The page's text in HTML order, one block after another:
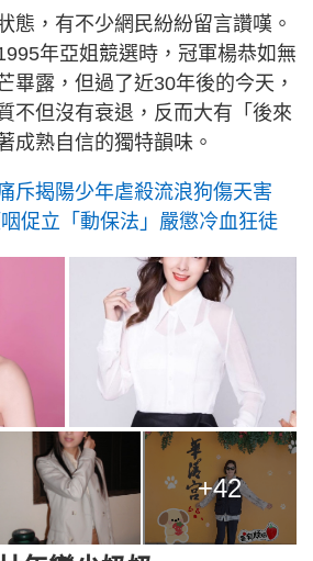
態，有不少網民紛紛留言讚嘆。
年亞姐競選時，冠軍楊恭如無
畢露，但過了近30年後的今天，
不但沒有衰退，反而大有「後來
成熟自信的獨特韻味。
斥揭陽少年虐殺流浪狗傷天害
促立「動保法」嚴懲冷血狂徒
+42